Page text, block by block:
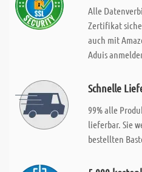
Alle
Zertifikat
auch mit
Aduis
Schnelle
99% alle
lieferbar. Sie
bestellten